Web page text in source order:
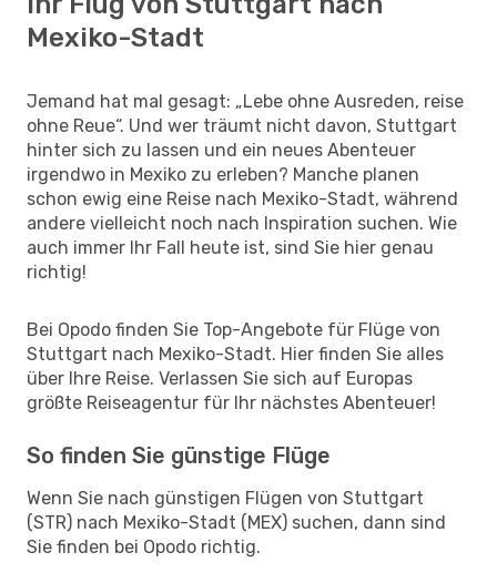
Mexiko-Stadt
Jemand hat mal gesagt: „Lebe ohne Ausreden, reise
ohne Reue“. Und wer träumt nicht davon, Stuttgart
hinter sich zu lassen und ein neues Abenteuer
irgendwo in Mexiko zu erleben? Manche planen
schon ewig eine Reise nach Mexiko-Stadt, während
andere vielleicht noch nach Inspiration suchen. Wie
auch immer Ihr Fall heute ist, sind Sie hier genau
richtig!
Bei Opodo finden Sie Top-Angebote für Flüge von
Stuttgart nach Mexiko-Stadt. Hier finden Sie alles
über Ihre Reise. Verlassen Sie sich auf Europas
größte Reiseagentur für Ihr nächstes Abenteuer!
So finden Sie günstige Flüge
Wenn Sie nach günstigen Flügen von Stuttgart
(STR) nach Mexiko-Stadt (MEX) suchen, dann sind
Sie finden bei Opodo richtig.